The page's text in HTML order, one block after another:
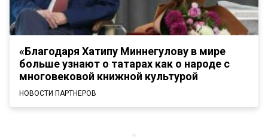
«Благодаря Хатипу Миннегулову в мире
больше узнают о татарах как о народе с
многовековой книжной культурой
НОВОСТИ ПАРТНЕРОВ